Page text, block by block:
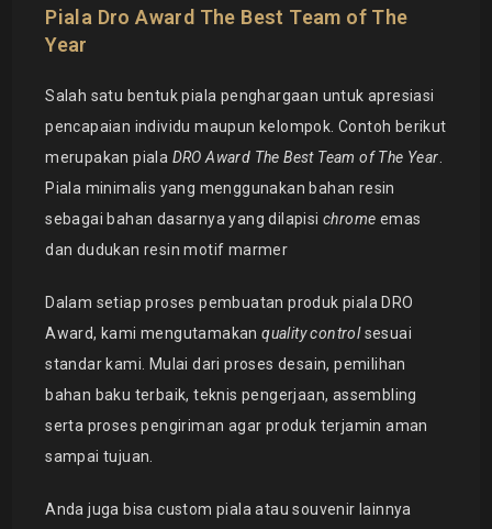
Piala Dro Award The Best Team of The
Year
Salah satu bentuk piala penghargaan untuk apresiasi
pencapaian individu maupun kelompok. Contoh berikut
merupakan piala DRO Award The Best Team of The Year
Piala minimalis yang menggunakan bahan resin
sebagai bahan dasarnya yang dilapisichrome emas
dan dudukan resin motif marmer
Dalam setiap proses pembuatan produk piala DRO
Award, kami mengutamakanquality controlsesuai
standar kami. Mulai dari proses desain, pemilihan
bahan baku terbaik, teknis pengerjaan, assembling
serta proses pengiriman agar produk terjamin aman
sampai tujuan.
Anda juga bisa custom piala atau souvenir lainnya